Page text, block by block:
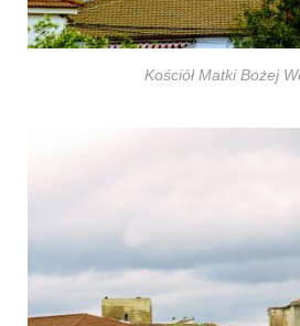
Kościół Matki Bożej